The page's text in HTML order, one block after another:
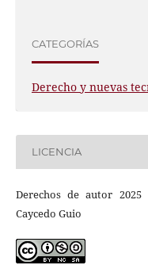
CATEGORÍAS
Derecho y nuevas
LICENCIA
Derechos de autor
Caycedo Guio